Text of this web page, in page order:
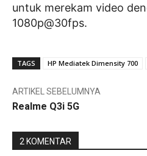
untuk merekam video
1080p@30fps.
TAGS HP Mediatek Dimensity 700
ARTIKEL SEBELUMNYA
Realme Q3i 5G
2 KOMENTAR